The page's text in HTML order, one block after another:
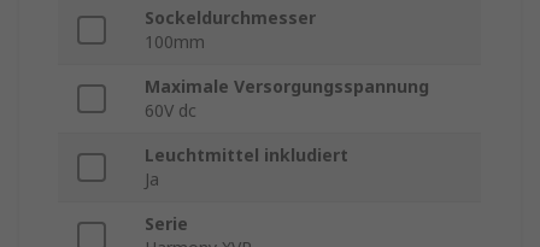
Sockeldurchmesser
100mm
Maximale Versorgungsspannung
60V dc
Leuchtmittel inkludiert
Ja
Serie